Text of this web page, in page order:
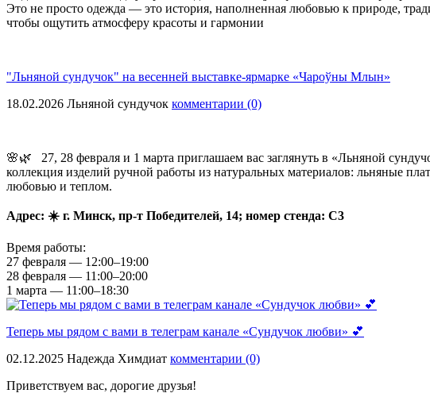
Это не просто одежда — это история, наполненная любовью к природе,
чтобы ощутить атмосферу красоты и гармонии
"Льняной сундучок" на весенней выставке-ярмарке «Чароўны Млын»
18.02.2026 Льняной сундучок комментарии (0)
🌸🌿 27, 28 февраля и 1 марта приглашаем вас заглянуть в «Льняной
коллекция изделий ручной работы из натуральных материалов: льняные
любовью и теплом.
Адрес: ☀ г. Минск, пр-т Победителей, 14; номер стенда: С3
Время работы:
27 февраля — 12:00–19:00
28 февраля — 11:00–20:00
1 марта — 11:00–18:30
Теперь мы рядом с вами в телеграм канале «Сундучок любви» 💕
02.12.2025 Надежда Химдиат комментарии (0)
Приветствуем вас, дорогие друзья!